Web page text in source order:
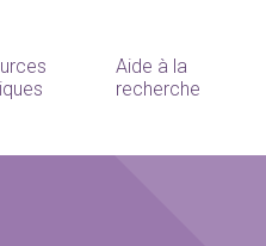
Aide à la
recherche